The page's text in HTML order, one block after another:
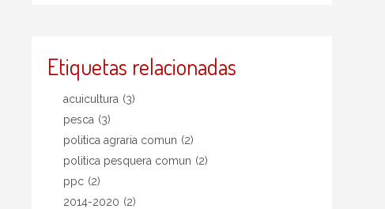
Etiquetas relacionadas
acuicultura (3)
pesca (3)
politica agraria comun (2)
politica pesquera comun (2)
ppc (2)
2014-2020 (2)